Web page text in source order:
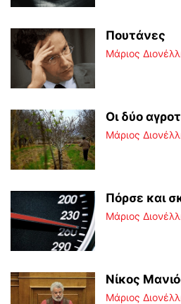
Πουτάνες
Μάριος
Οι δύο
Μάριος
Πόρσε και
Μάριος
Νίκος
Μάριος